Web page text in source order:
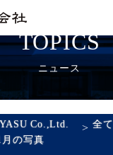
TOPICS
ニュース
Co.,Ltd. >全て
月の写真